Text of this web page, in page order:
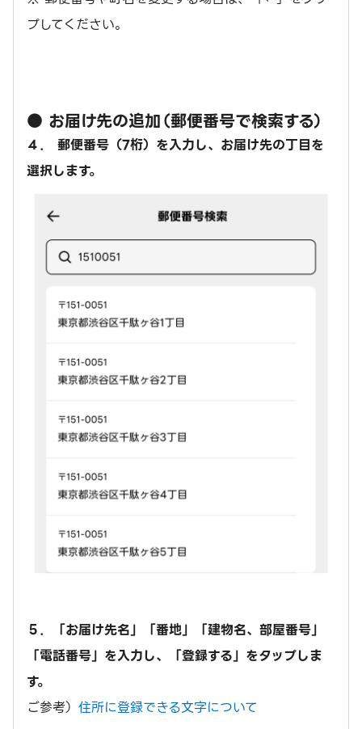
プしてください。
● お届け先の追加（郵便番号で検索する）
４． 郵便番号（7桁）を入力し、お届け先の丁目を
選択します。
５．「お届け先名」「番地」「建物名、部屋番号」
「電話番号」を入力し、「登録する」をタップしま
す。
ご参考） 住所に登録できる文字について